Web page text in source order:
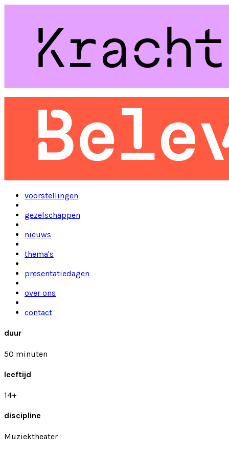
voorstellingen
gezelschappen
nieuws
thema's
presentatiedagen
over ons
contact
duur
50 minuten
leeftijd
14+
discipline
Muziektheater